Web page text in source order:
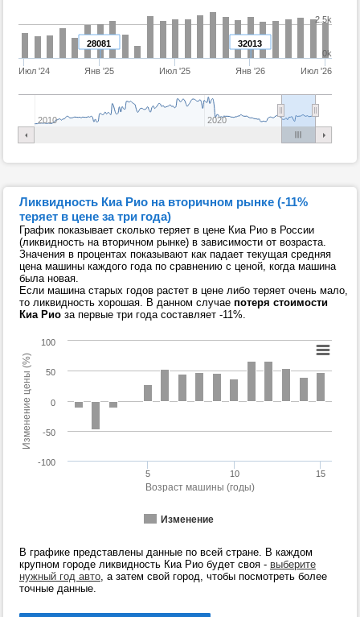
32013
28081
Июл '24 Янв '25 Июл '25 Янв '26 Июл '26
2010 2020
0k
2.5k
Ликвидность Киа Рио на вторичном рынке (-11%
теряет в цене за три года)
График показывает сколько теряет в цене Киа Рио в России
(ликвидность на вторичном рынке) в зависимости от возраста.
Значения в процентах показывают как падает текущая средняя
цена машины каждого года по сравнению с ценой, когда машина
была новая.
Если машина старых годов растет в цене либо теряет очень мало,
то ликвидность хорошая. В данном случае потеря стоимости
Киа Рио за первые три года составляет -11%.
Возраст машины (годы)
Изменение цены (%)
Изменение
5 10 15
-100
-50
0
50
100
В графике представлены данные по всей стране. В каждом
крупном городе ликвидность Киа Рио будет своя - выберите
нужный год авто, а затем свой город, чтобы посмотреть более
точные данные.